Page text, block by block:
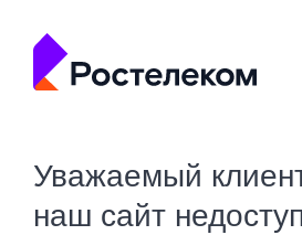
Уважаемый
наш сайт